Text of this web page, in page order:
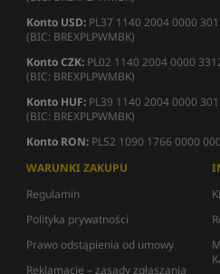
Konto USD: PL37 1140 2004 0000
(BIC: BREXPLPWMBK)
Konto CZK: PL02 1140 2004 0000
(BIC: BREXPLPWMBK)
Konto HUF: PL39 1140 2004 0000
(BIC: BREXPLPWMBK)
Konto RON: PL52 1090 1766 0000
WARUNKI ZAKUPU
Regulamin
Polityka prywatności
Prawo odstąpienia od umowy
Reklamacje – zasady zgłaszania